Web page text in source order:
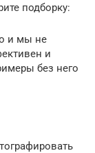
подборку:
и мы не
и
без него